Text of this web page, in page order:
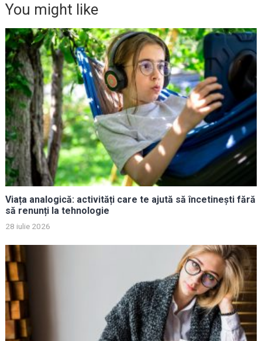
You might like
Viața analogică: activități care te ajută să încetinești fără
să renunți la tehnologie
28 iulie 2026